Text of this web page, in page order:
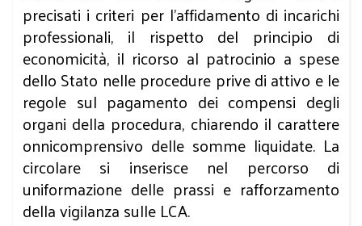
precisati i criteri per l’affidamento di incarichi
professionali, il rispetto del principio di
economicità, il ricorso al patrocinio a spese
dello Stato nelle procedure prive di attivo e le
regole sul pagamento dei compensi degli
organi della procedura, chiarendo il carattere
onnicomprensivo delle somme liquidate. La
circolare si inserisce nel percorso di
uniformazione delle prassi e rafforzamento
della vigilanza sulle LCA.